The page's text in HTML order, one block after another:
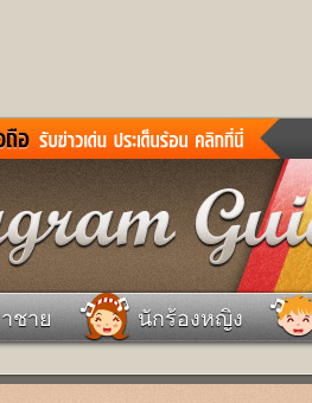
ข่าวสั้น
หนังใหม่
หมากรุกไทย
ทำนายฝัน
ผลบอล
ชาย นักร้องหญิง